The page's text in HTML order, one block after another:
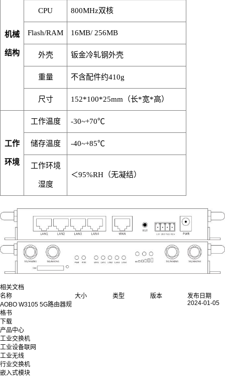
机械
结构
CPU 800MHz双核
Flash/RAM 16MB/ 256MB
外壳 钣金冷轧钢外壳
重量 不含配件约410g
尺寸 152*100*25mm （长*宽*高）
工作
环境
工作温度 -30~+70℃
储存温度 -40~+85℃
工作环境
湿度
＜95%RH（无凝结）
相关文档
名称
大小 类型 版本
发布日期
AOBO W3105 5G路由器规
格书
下载
2024-01-05
产品中心
工业交换机
工业设备联网
工业无线
行业交换机
嵌入式模块